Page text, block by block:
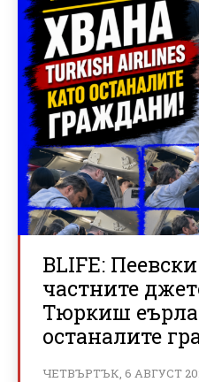
BLIFE:
частните
Тюркиш
останалите
ЧЕТВЪРТЪК, 6 АВГУСТ